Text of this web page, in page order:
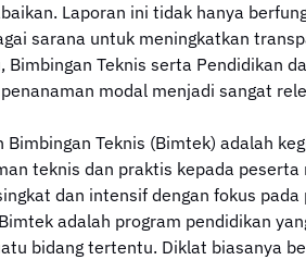
Laporan ini tidak hanya
sarana untuk meningkatkan
Bimbingan Teknis serta Pendidikan
modal menjadi sangat
Bimbingan Teknis (Bimtek) adalah
teknis dan praktis kepada
dan intensif dengan fokus
adalah program pendidikan
bidang tertentu. Diklat biasanya